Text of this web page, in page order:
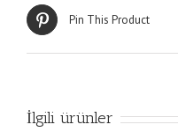
Pin This Product
İlgili ürünler